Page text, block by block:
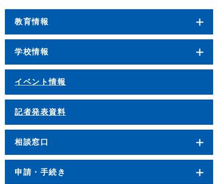
教育情報
学校情報
イベント情報
記者発表資料
相談窓口
申請・手続き